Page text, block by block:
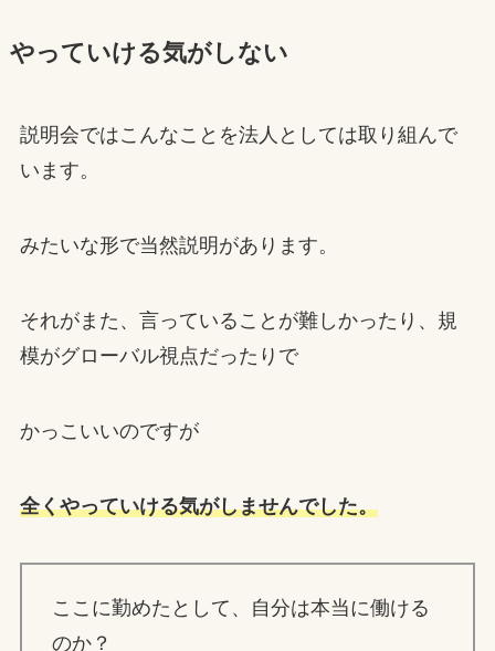
やっていける気がしない
説明会ではこんなことを法人としては取り組んで
います。
みたいな形で当然説明があります。
それがまた、言っていることが難しかったり、規
模がグローバル視点だったりで
かっこいいのですが
全くやっていける気がしませんでした。
ここに勤めたとして、自分は本当に働ける
のか？